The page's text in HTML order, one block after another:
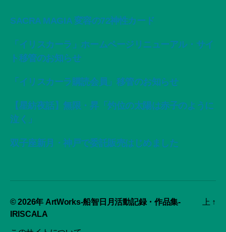
SACRA MAGIA 変容の72神性カード
「イリスカーラ」ホームページリニューアル・サイ
ト移管のお知らせ
「イリスカーラ購読会員」移管のお知らせ
【星紡夜話】無限・昇「灼位の太陽は赤子のように
泣く」
双子座新月・神戸で委託販売はじめました
© 2026年 ArtWorks-船智日月活動記録・作品集-
IRISCALA
上 ↑